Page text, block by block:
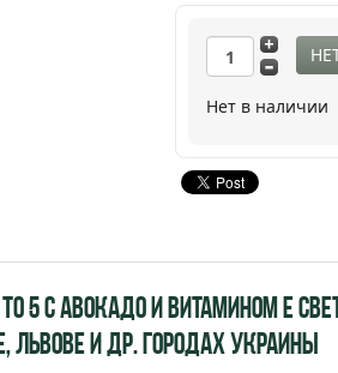
Нет в наличии
5 с Авокадо и Витамином Е
Львове и др. городах Украины